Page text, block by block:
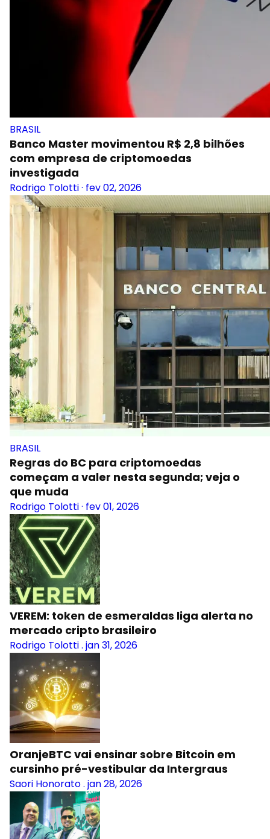
BRASIL
Banco Master movimentou R$ 2,8 bilhões
com empresa de criptomoedas
investigada
Rodrigo Tolotti fev 02, 2026
BRASIL
Regras do BC para criptomoedas
começam a valer nesta segunda; veja o
que muda
Rodrigo Tolotti·fev 01, 2026
VEREM: token de esmeraldas liga alerta no
mercado cripto brasileiro
Rodrigo Tolotti. jan 31, 2026
OranjeBTC vai ensinar sobre Bitcoin em
cursinho pré-vestibular da Intergraus
Saori Honorato .jan 28, 2026